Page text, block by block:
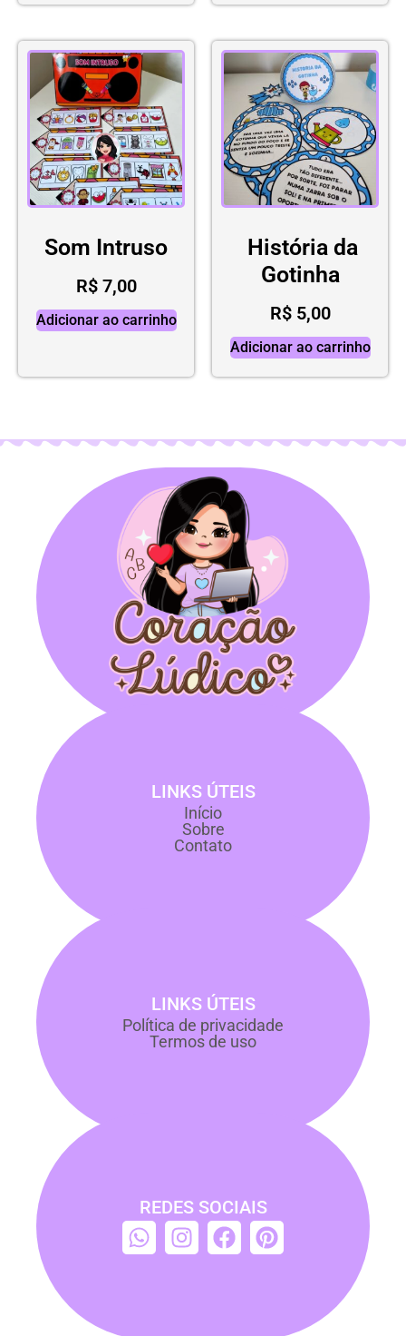
Som Intruso
R$7,00
Adicionar ao carrinho
História da
Gotinha
R$5,00
Adicionar ao carrinho
LINKS ÚTEIS
Início
Sobre
Contato
LINKS ÚTEIS
Política de privacidade
Termos de uso
REDES SOCIAIS